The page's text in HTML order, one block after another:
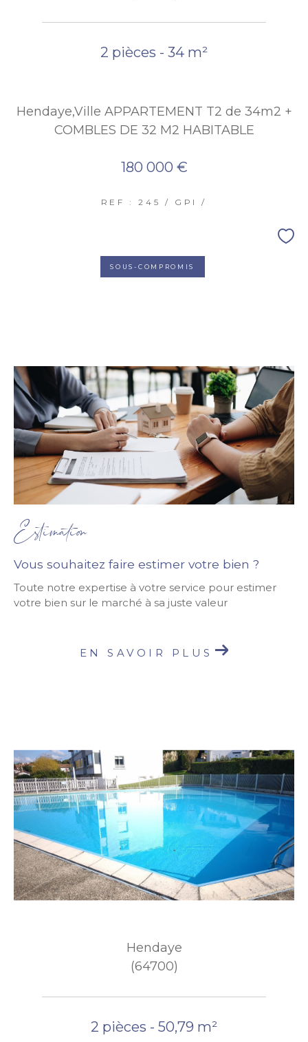
2 pièces - 34 m²
Hendaye,Ville APPARTEMENT T2 de 34m2 +
COMBLES DE 32 M2 HABITABLE
180 000 €
REF : 245 / GPI /
SOUS-COMPROMIS
Estimation
Vous souhaitez faire estimer votre bien ?
Toute notre expertise à votre service pour estimer
votre bien sur le marché à sa juste valeur
EN SAVOIR PLUS
Hendaye
(64700)
2 pièces - 50,79 m²